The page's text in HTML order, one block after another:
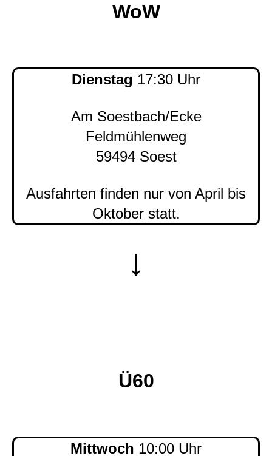
WoW
Dienstag 17:30 Uhr
Am Soestbach/Ecke
Feldmühlenweg
59494 Soest
Ausfahrten finden nur von April bis
Oktober statt.
↓
Ü60
Mittwoch 10:00 Uhr